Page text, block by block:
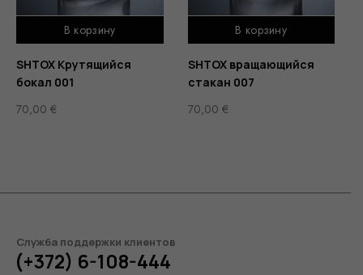
В корзину
SHTOX Крутящийся
бокал 001
70,00 €
В корзину
SHTOX вращающийся
стакан 007
70,00 €
Служба поддержки клиентов
(+372) 6-108-444